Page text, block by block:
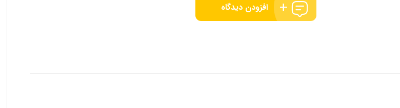
افزودن دیدگاه